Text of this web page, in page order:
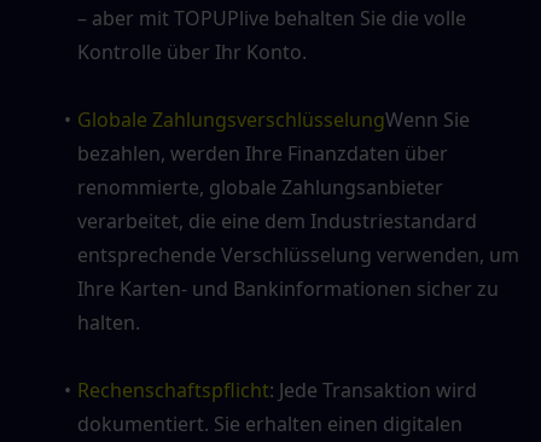
– aber mit TOPUPlive behalten Sie die volle
Kontrolle über Ihr Konto.
Globale ZahlungsverschlüsselungWenn Sie
bezahlen, werden Ihre Finanzdaten über
renommierte, globale Zahlungsanbieter
verarbeitet, die eine dem Industriestandard
entsprechende Verschlüsselung verwenden, um
Ihre Karten- und Bankinformationen sicher zu
halten.
Rechenschaftspflicht: Jede Transaktion wird
dokumentiert. Sie erhalten einen digitalen